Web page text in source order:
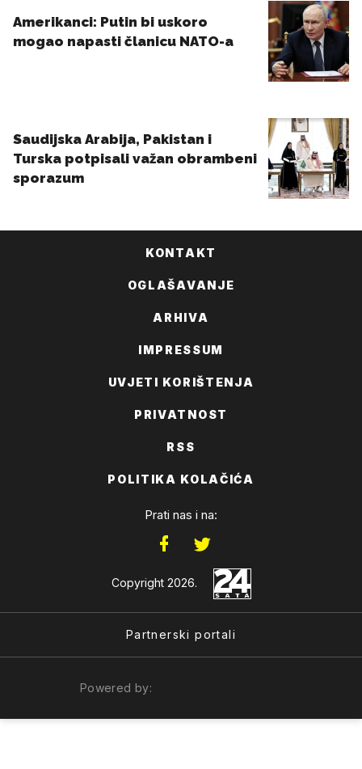
KONTAKT
OGLAŠAVANJE
ARHIVA
IMPRESSUM
UVJETI KORIŠTENJA
PRIVATNOST
RSS
POLITIKA KOLAČIĆA
Prati nas i na:
Copyright 2026.
Partnerski portali
Powered by: